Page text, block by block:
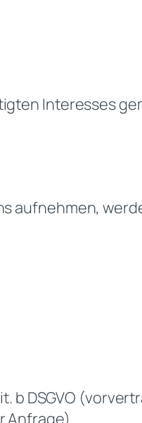
Interesses
aufnehmen,
DSGVO